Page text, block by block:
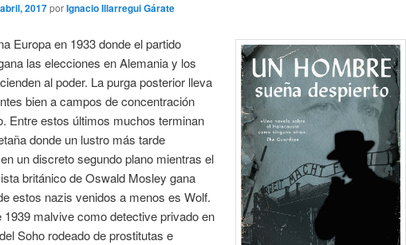
2017porIgnacio Illarregui Gárate
Europa en 1933 donde el partido
las elecciones en Alemania y los
al poder. La purga posterior lleva
bien a campos de concentración
Entre estos últimos muchos terminan
donde un lustro más tarde
un discreto segundo plano mientras el
británico de Oswald Mosley gana
estos nazis venidos a menos es Wolf.
1939 malvive como detective privado en
Soho rodeado de prostitutas e